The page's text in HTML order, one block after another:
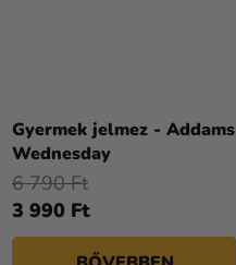
Gyermek jelmez - Addams
Wednesday
3 990 Ft
6 790 Ft